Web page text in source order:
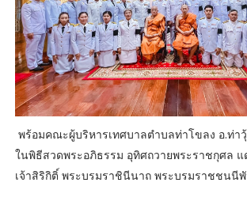
พร้อมคณะผู้บริหารเทศบาลตำบลท่าโขลง อ.ท่า
ในพิธีสวดพระอภิธรรม อุทิศถวายพระราชกุศล แ
เจ้าสิริกิติ์ พระบรมราชินีนาถ พระบรมราชชนนี